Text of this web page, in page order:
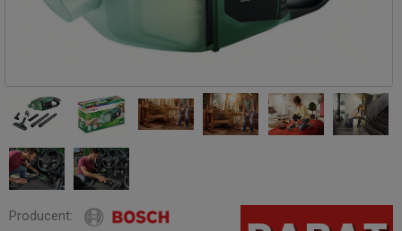
Producent: